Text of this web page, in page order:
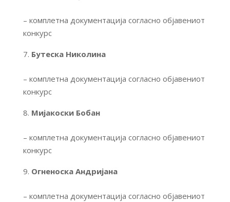
– комплетна документација согласно објавениот
конкурс
Бутеска Николина
– комплетна документација согласно објавениот
конкурс
Мијакоски Бобан
– комплетна документација согласно објавениот
конкурс
Огненоска Андријана
– комплетна документација согласно објавениот